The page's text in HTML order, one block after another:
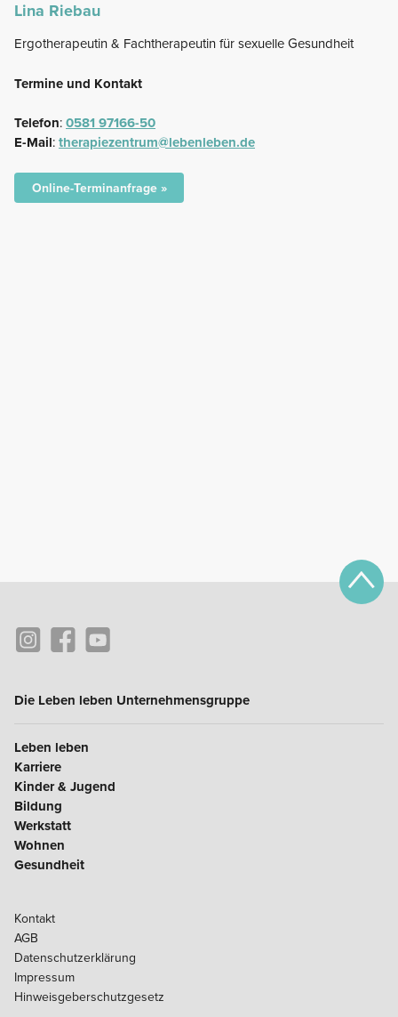
Lina Riebau
Ergotherapeutin & Fachtherapeutin für sexuelle Gesundheit
Termine und Kontakt
Telefon: 0581 97166-50
E-Mail: therapiezentrum@lebenleben.de
Online-Terminanfrage »
Die Leben leben Unternehmensgruppe
Leben leben
Karriere
Kinder & Jugend
Bildung
Werkstatt
Wohnen
Gesundheit
Kontakt
AGB
Datenschutzerklärung
Impressum
Hinweisgeberschutzgesetz